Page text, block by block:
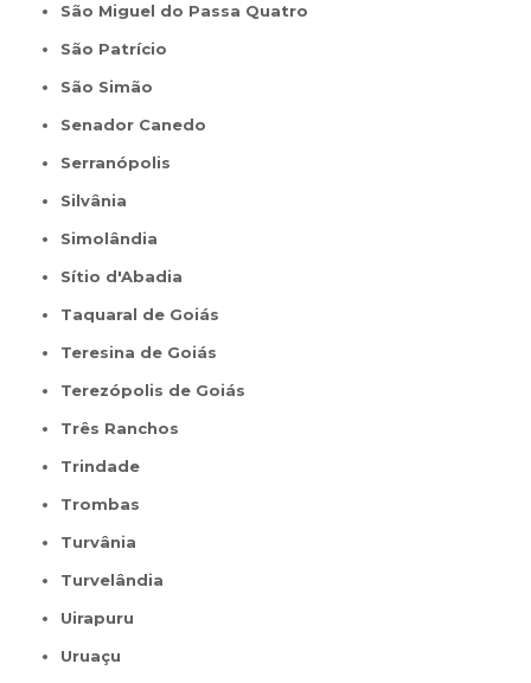
São Miguel do Passa Quatro
São Patrício
São Simão
Senador Canedo
Serranópolis
Silvânia
Simolândia
Sítio d'Abadia
Taquaral de Goiás
Teresina de Goiás
Terezópolis de Goiás
Três Ranchos
Trindade
Trombas
Turvânia
Turvelândia
Uirapuru
Uruaçu